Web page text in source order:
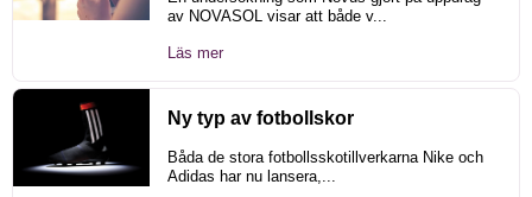
av NOVASOL visar att både v...
Läs mer
Ny typ av fotbollskor
Båda de stora fotbollsskotillverkarna Nike och
Adidas har nu lansera,...